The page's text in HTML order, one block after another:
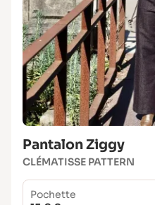
Pantalon Ziggy
CLÉMATISSE PATTERN
Pochette